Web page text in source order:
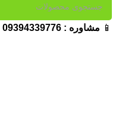
📱 مشاوره : 09394339776